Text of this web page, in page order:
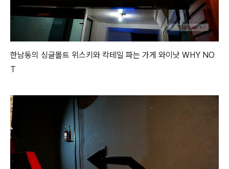
한남동의 싱글몰트 위스키와 칵테일 파는 가게 와이낫 WHY NO
T